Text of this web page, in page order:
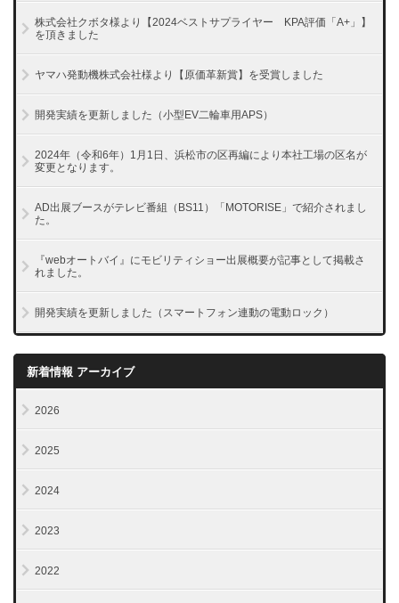
株式会社クボタ様より【2024ベストサプライヤー KPA評価「A+」】
を頂きました
ヤマハ発動機株式会社様より【原価革新賞】を受賞しました
開発実績を更新しました（小型EV二輪車用APS）
2024年（令和6年）1月1日、浜松市の区再編により本社工場の区名が
変更となります。
AD出展ブースがテレビ番組（BS11）「MOTORISE」で紹介されまし
た。
『webオートバイ』にモビリティショー出展概要が記事として掲載さ
れました。
開発実績を更新しました（スマートフォン連動の電動ロック）
新着情報 アーカイブ
2026
2025
2024
2023
2022